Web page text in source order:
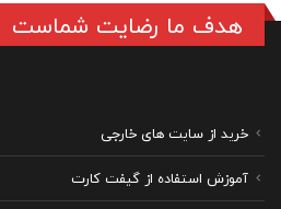
هدف ما رضایت شماست
خرید از سایت های خارجی
آموزش استفاده از گیفت کارت